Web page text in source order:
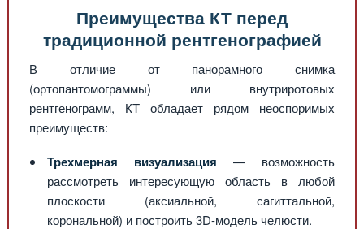
Преимущества КТ перед
традиционной рентгенографией
В отличие от панорамного снимка
(ортопантомограммы) или внутриротовых
рентгенограмм, КТ обладает рядом неоспоримых
преимуществ:
Трехмерная визуализация — возможность
рассмотреть интересующую область в любой
плоскости (аксиальной, сагиттальной,
корональной) и построить 3D-модель челюсти.